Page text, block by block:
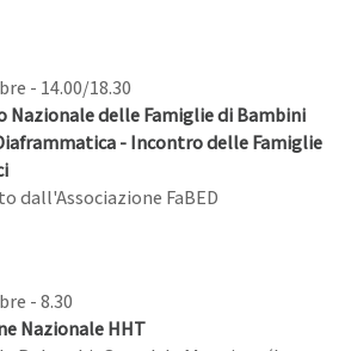
- 14.00/18.30
Nazionale delle Famiglie di Bambini
- Incontro delle Famiglie
dall'Associazione FaBED
- 8.30
Nazionale HHT